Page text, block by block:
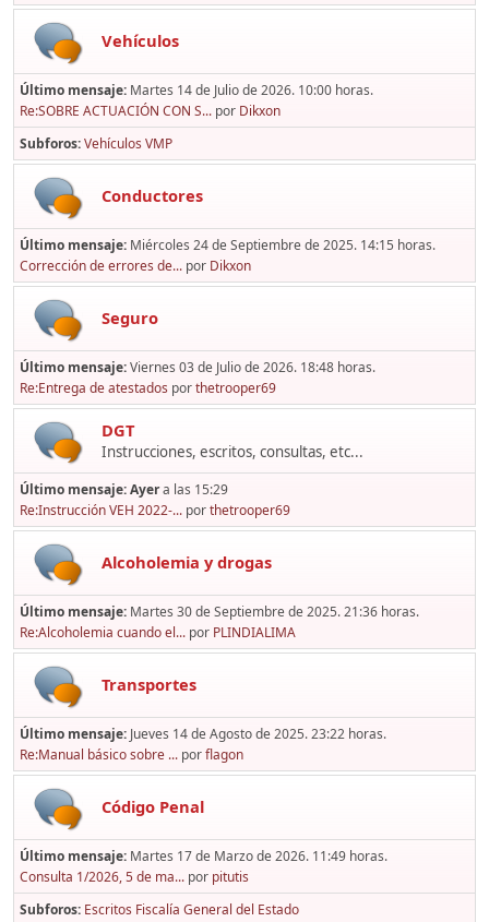
Vehículos
Último mensaje: Martes 14 de Julio de 2026. 10:00 horas.
Re:SOBRE ACTUACIÓN CON S... por Dikxon
Subforos Vehículos VMP
Conductores
Último mensaje: Miércoles 24 de Septiembre de 2025. 14:15 horas.
Corrección de errores de... por Dikxon
Seguro
Último mensaje:Viernes 03 de Julio de 2026. 18:48 horas.
Re:Entrega de atestados porthetrooper69
DGT
Instrucciones, escritos, consultas, etc...
Último mensaje:Ayera las 15:29
Re:Instrucción VEH 2022-... porthetrooper69
Alcoholemia y drogas
Último mensaje: Martes 30 de Septiembre de 2025. 21:36 horas.
Re:Alcoholemia cuando el... por PLINDIALIMA
Transportes
Último mensaje: Jueves 14 de Agosto de 2025. 23:22 horas.
Re:Manual básico sobre ... porflagon
Código Penal
Último mensaje: Martes 17 de Marzo de 2026. 11:49 horas.
Consulta 1/2026, 5 de ma... por pitutis
Subforos Escritos Fiscalía General del Estado